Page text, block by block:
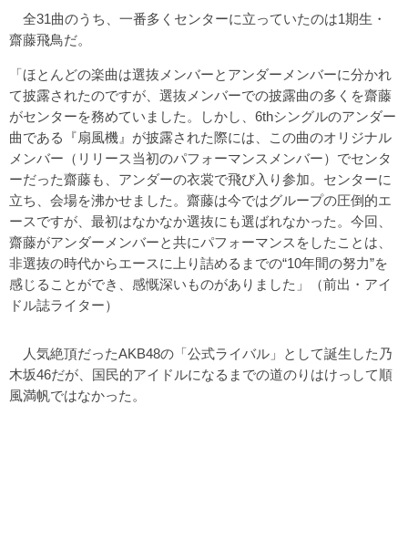
全31曲のうち、一番多くセンターに立っていたのは1期生・
齋藤飛鳥だ。
「ほとんどの楽曲は選抜メンバーとアンダーメンバーに分かれ
て披露されたのですが、選抜メンバーでの披露曲の多くを齋藤
がセンターを務めていました。しかし、6thシングルのアンダー
曲である『扇風機』が披露された際には、この曲のオリジナル
メンバー（リリース当初のパフォーマンスメンバー）でセンタ
ーだった齋藤も、アンダーの衣裳で飛び入り参加。センターに
立ち、会場を沸かせました。齋藤は今ではグループの圧倒的エ
ースですが、最初はなかなか選抜にも選ばれなかった。今回、
齋藤がアンダーメンバーと共にパフォーマンスをしたことは、
非選抜の時代からエースに上り詰めるまでの“10年間の努力”を
感じることができ、感慨深いものがありました」（前出・アイ
ドル誌ライター）
人気絶頂だったAKB48の「公式ライバル」として誕生した乃
木坂46だが、国民的アイドルになるまでの道のりはけっして順
風満帆ではなかった。